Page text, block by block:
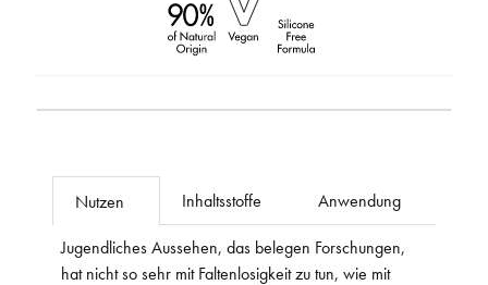
Nutzen Inhaltsstoffe Anwendung
Jugendliches Aussehen, das belegen Forschungen,
hat nicht so sehr mit Faltenlosigkeit zu tun, wie mit